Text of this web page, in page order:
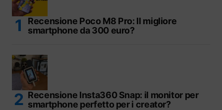
Recensione Poco M8 Pro: Il migliore
smartphone da 300 euro?
Recensione Insta360 Snap: il monitor per
smartphone perfetto per i creator?